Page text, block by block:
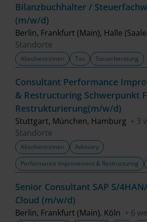
Bilanzbuchhalter /
(m/w/d)
Berlin, Frankfurt (Main), Halle
Standorte
Absolvent:innen Tax Steuerberatung
Consultant Performance
& Restructuring Schwerpunkt
Restrukturierung(m/w/d)
Stuttgart, München, Hamburg + 3
Standorte
Absolvent:innen
Advisory
Performance Improvement & Restructuring
Senior Consultant SAP S/
Cloud (m/w/d)
Berlin, Frankfurt (Main), Köln + 6